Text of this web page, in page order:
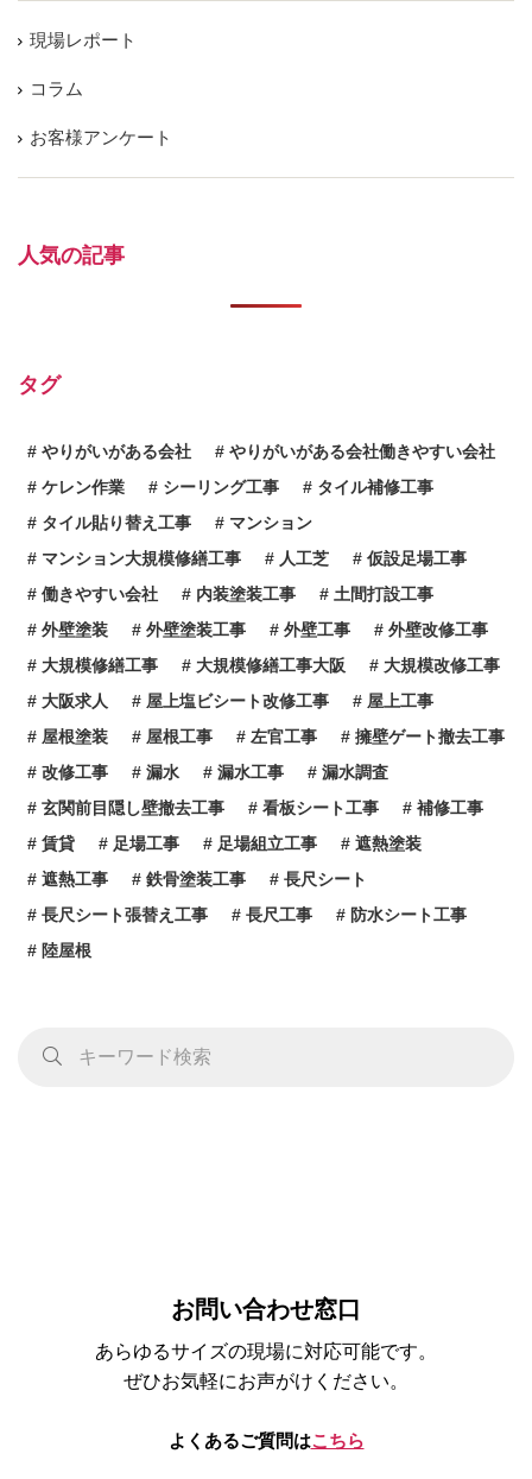
現場レポート
コラム
お客様アンケート
人気の記事
タグ
やりがいがある会社
やりがいがある会社働きやすい会社
ケレン作業
シーリング工事
タイル補修工事
タイル貼り替え工事
マンション
マンション大規模修繕工事
人工芝
仮設足場工事
働きやすい会社
内装塗装工事
土間打設工事
外壁塗装
外壁塗装工事 外壁工事
外壁改修工事
大規模修繕工事
大規模修繕工事大阪
大規模改修工事
大阪求人
屋上塩ビシート改修工事
屋上工事
屋根塗装
屋根工事 左官工事
擁壁ゲート撤去工事
改修工事
漏水 漏水工事
漏水調査
玄関前目隠し壁撤去工事
看板シート工事
補修工事
賃貸
足場工事 足場組立工事
遮熱塗装
遮熱工事
鉄骨塗装工事
長尺シート
長尺シート張替え工事
長尺工事
防水シート工事
陸屋根
お問い合わせ窓口
あらゆるサイズの現場に対応可能です。
ぜひお気軽にお声がけください。
よくあるご質問はこちら